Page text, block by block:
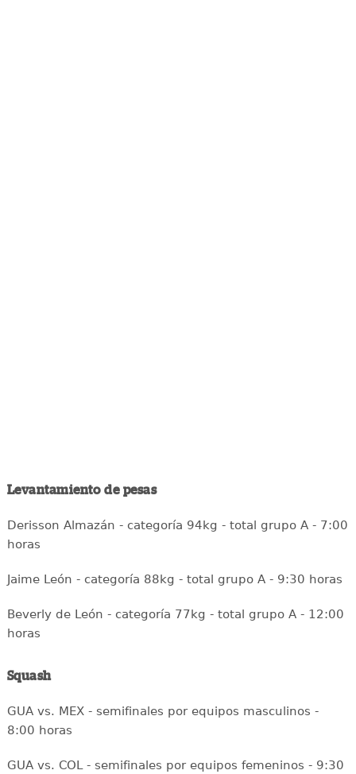
Levantamiento de pesas
Derisson Almazán - categoría 94kg - total grupo A - 7:00
horas
Jaime León - categoría 88kg - total grupo A - 9:30 horas
Beverly de León - categoría 77kg - total grupo A - 12:00
horas
Squash
GUA vs. MEX - semifinales por equipos masculinos -
8:00 horas
GUA vs. COL - semifinales por equipos femeninos - 9:30